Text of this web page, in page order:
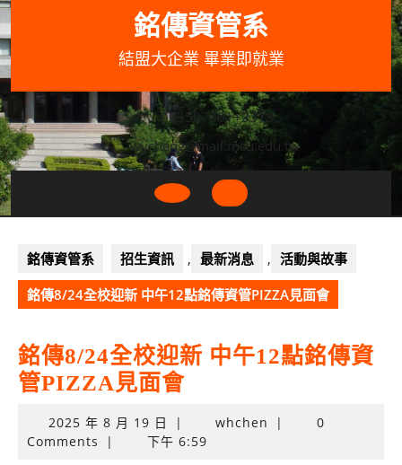
Skip
to
content
銘傳資管系
結盟大企業 畢業即就業
033507001+3318
wycheng@mail.mcu.edu.tw
Open
銘傳資管系
招生資訊 , 最新消息 , 活動與故事
銘傳8/24全校迎新 中午12點銘傳資管PIZZA見面會
銘傳8/24全校迎新 中午12點銘傳資
管PIZZA見面會
2025 年 8 月 19 日 2025
年
| whchen |
0
Comments
| 下午 6:59